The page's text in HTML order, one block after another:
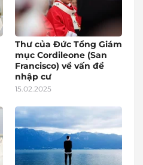
Thư của Đức Tổng Giám
mục Cordileone (San
Francisco) về vấn đề
nhập cư
15.02.2025